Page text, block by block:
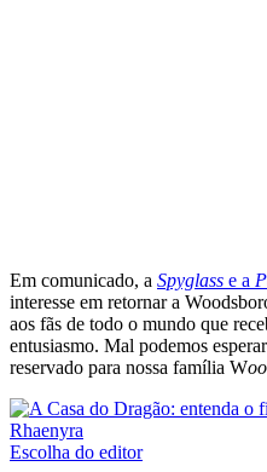
Em comunicado, a Spyglass e a
interesse em retornar a
aos fãs de todo o mundo que
entusiasmo. Mal podemos
reservado para nossa família W
Escolha do editor